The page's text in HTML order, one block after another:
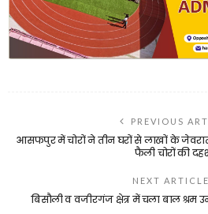
PREVIOUS
आसफपुर में चोरों ने तीन घरों से लाखों के
फैली चोरों की
NEXT ARTICLE
बिसौली व वजीरगंज क्षेत्र में चला बाल